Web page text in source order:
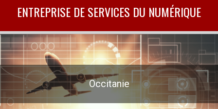
ENTREPRISE DE SERVICES DU NUMÉRIQUE
Pays de la Loire